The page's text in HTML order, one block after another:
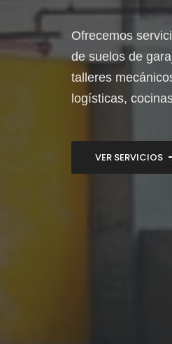
Ofrecemos
de suelos de
talleres
logísticas,
VER SERVICIOS